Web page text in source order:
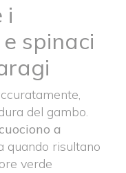
i
spinaci
del gambo.
a
quando risultano
verde